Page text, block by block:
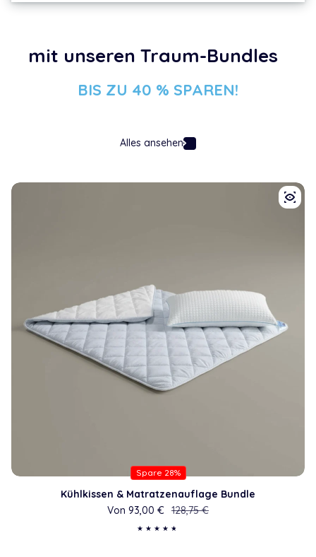
mit unseren Traum-Bundles
BIS ZU 40 % SPAREN!
Alles ansehen
Spare 28%
Kühlkissen & Matratzenauflage Bundle
Verkaufspreis
Von 93,00 €Regulärer Preis
128,75 €